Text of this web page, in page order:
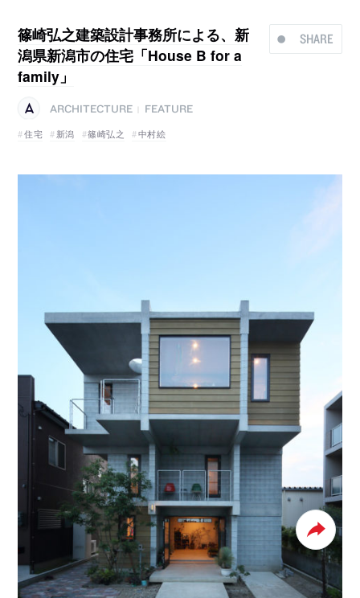
SHARE
篠崎弘之建築設計事務所による、新
潟県新潟市の住宅「House B for a
family」
ARCHITECTURE
FEATURE
住宅
新潟 篠崎弘之 中村絵